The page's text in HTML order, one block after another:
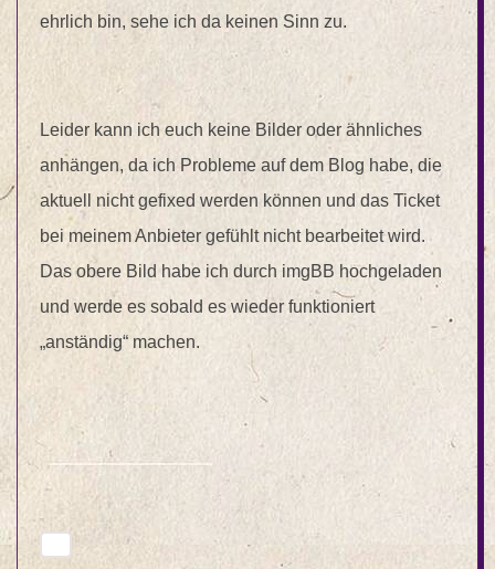
ehrlich bin, sehe ich da keinen Sinn zu.
Leider kann ich euch keine Bilder oder ähnliches
anhängen, da ich Probleme auf dem Blog habe, die
aktuell nicht gefixed werden können und das Ticket
bei meinem Anbieter gefühlt nicht bearbeitet wird.
Das obere Bild habe ich durch imgBB hochgeladen
und werde es sobald es wieder funktioniert
„anständig“ machen.